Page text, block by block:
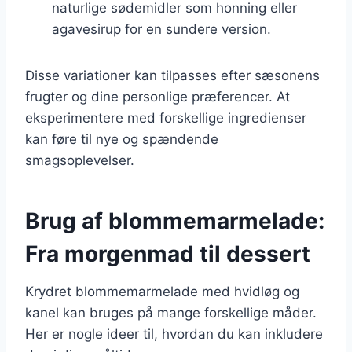
naturlige sødemidler som honning eller
agavesirup for en sundere version.
Disse variationer kan tilpasses efter sæsonens
frugter og dine personlige præferencer. At
eksperimentere med forskellige ingredienser
kan føre til nye og spændende
smagsoplevelser.
Brug af blommemarmelade:
Fra morgenmad til dessert
Krydret blommemarmelade med hvidløg og
kanel kan bruges på mange forskellige måder.
Her er nogle ideer til, hvordan du kan inkludere